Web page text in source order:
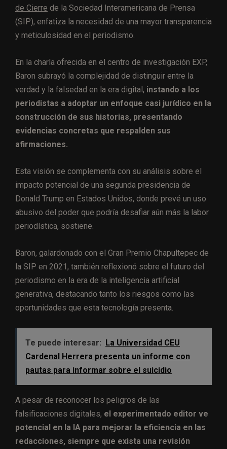
de Cierre de la Sociedad Interamericana de Prensa
(SIP), enfatiza la necesidad de una mayor transparencia
y meticulosidad en el periodismo.
En la charla ofrecida en el centro de investigación EXP,
Baron subrayó la complejidad de distinguir entre la
verdad y la falsedad en la era digital, instando a los
periodistas a adoptar un enfoque casi jurídico en la
construcción de sus historias, presentando
evidencias concretas que respalden sus
afirmaciones.
Esta visión se complementa con su análisis sobre el
impacto potencial de una segunda presidencia de
Donald Trump en Estados Unidos, donde prevé un uso
abusivo del poder que podría desafiar aún más la labor
periodística, sostiene.
Baron, galardonado con el Gran Premio Chapultepec de
la SIP en 2021, también reflexionó sobre el futuro del
periodismo en la era de la inteligencia artificial
generativa, destacando tanto los riesgos como las
oportunidades que esta tecnología presenta.
Te puede interesar:
La Universidad CEU
Cardenal Herrera presenta un informe con
pautas para informar sobre el suicidio
A pesar de reconocer los peligros de las
falsificaciones digitales, el experimentado editor ve
potencial en la IA para mejorar la eficiencia en las
redacciones, siempre que exista una revisión